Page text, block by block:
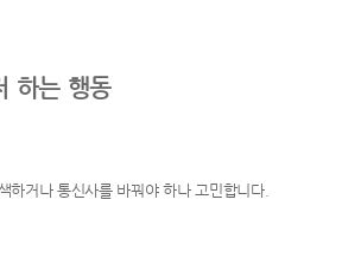
하는 행동
하거나 통신사를 바꿔야 하나 고민합니다.